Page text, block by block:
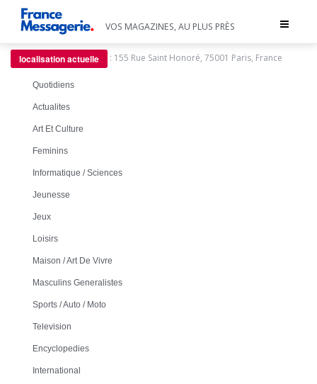
Toggle
VOS MAGAZINES, AU PLUS PRÈS
localisation actuelle : 155 Rue Saint Honoré, 75001 Paris, France
Quotidiens
Actualites
Art Et Culture
Feminins
Informatique / Sciences
Jeunesse
Jeux
Loisirs
Maison / Art De Vivre
Masculins Generalistes
Sports / Auto / Moto
Television
Encyclopedies
International